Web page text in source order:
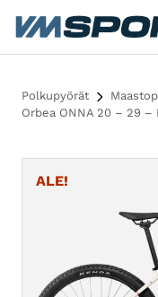
Siirry sisältöön
Polkupyörät
Orbea ONNA 20 – 29
ALE!